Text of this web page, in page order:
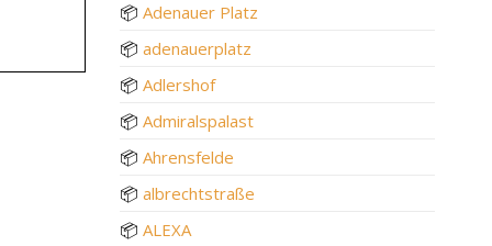
📦 Adenauer Platz
📦 adenauerplatz
📦 Adlershof
📦 Admiralspalast
📦 Ahrensfelde
📦 albrechtstraße
📦 ALEXA